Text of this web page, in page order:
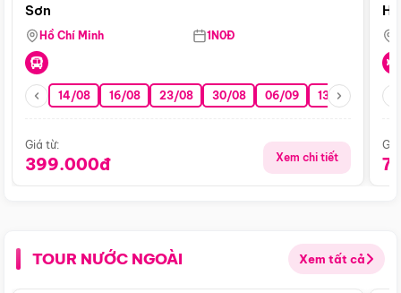
Sơn
Hồ Chí Minh 1N0Đ
14/08 16/08 23/08 30/08 06/09 13/09 20/09
Giá từ:
399.000đ Xem chi tiết
TOUR NƯỚC NGOÀI Xem tất cả
Điểm nổi bật